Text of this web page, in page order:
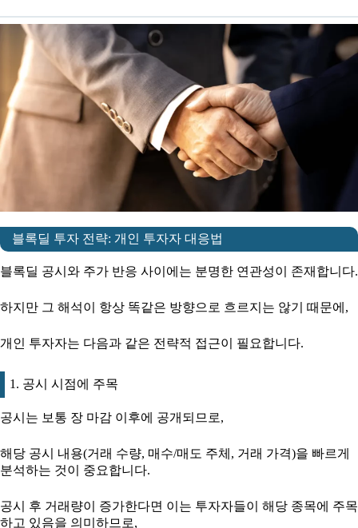
블록딜 투자 전략: 개인 투자자 대응법
블록딜 공시와 주가 반응 사이에는 분명한 연관성이 존재합니다.
하지만 그 해석이 항상 똑같은 방향으로 흐르지는 않기 때문에,
개인 투자자는 다음과 같은 전략적 접근이 필요합니다.
1. 공시 시점에 주목
공시는 보통 장 마감 이후에 공개되므로,
해당 공시 내용(거래 수량, 매수/매도 주체, 거래 가격)을 빠르게
분석하는 것이 중요합니다.
공시 후 거래량이 증가한다면 이는 투자자들이 해당 종목에 주목
하고 있음을 의미하므로,